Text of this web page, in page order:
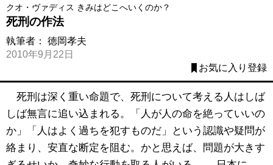
クオ・ヴァディス きみはどこへいくのか？
死刑の作法
執筆者： 徳岡孝夫
2010年9月22日
お気に入り登録
死刑は深く重い命題で、死刑について考える人はしば
しば無言に追い込まれる。「人が人の命を絶っていいの
か」「人はよく過ちを犯すものだ」という認識や疑問が
絡まり、安直な断定を阻む。かと思えば、問題が大きす